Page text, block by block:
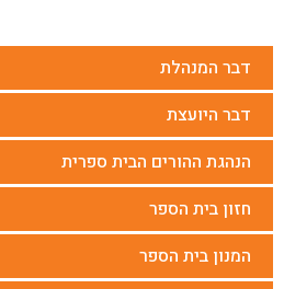
דבר המנהלת
דבר היועצת
הנהגת ההורים הבית ספרית
חזון בית הספר
המנון בית הספר